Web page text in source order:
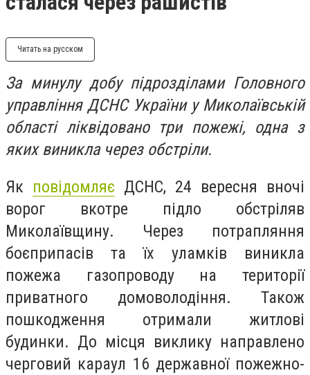
Читать на русском
За минулу добу підрозділами Головного
управління ДСНС України у Миколаївській
області ліквідовано три пожежі, одна з
яких виникла через обстріли.
Як повідомляє ДСНС, 24 вересня вночі
ворог вкотре підло обстріляв
Миколаївщину. Через потрапляння
боєприпасів та їх уламків виникла
пожежа газопроводу на території
приватного домоволодіння. Також
пошкодження отримали житлові
будинки. До місця виклику направлено
черговий караул 16 державної пожежно-